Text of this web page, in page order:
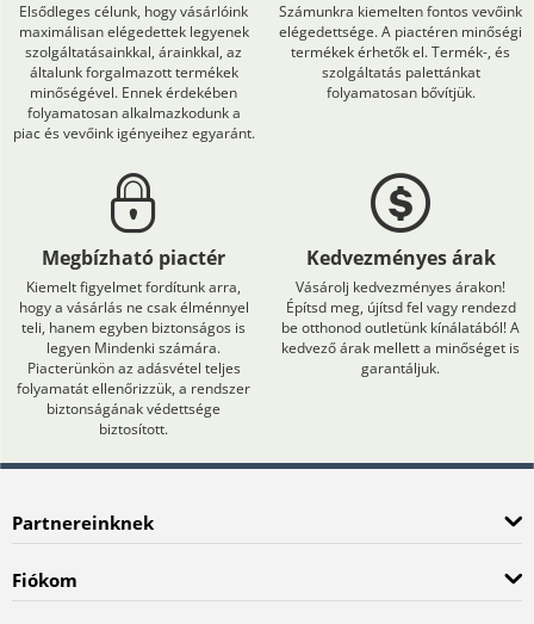
Elsődleges célunk, hogy vásárlóink
maximálisan elégedettek legyenek
szolgáltatásainkkal, árainkkal, az
általunk forgalmazott termékek
minőségével. Ennek érdekében
folyamatosan alkalmazkodunk a
piac és vevőink igényeihez egyaránt.
Számunkra kiemelten fontos vevőink
elégedettsége. A piactéren minőségi
termékek érhetők el. Termék-, és
szolgáltatás palettánkat
folyamatosan bővítjük.
Megbízható piactér
Kiemelt figyelmet fordítunk arra,
hogy a vásárlás ne csak élménnyel
teli, hanem egyben biztonságos is
legyen Mindenki számára.
Piacterünkön az adásvétel teljes
folyamatát ellenőrizzük, a rendszer
biztonságának védettsége
biztosított.
Kedvezményes árak
Vásárolj kedvezményes árakon!
Építsd meg, újítsd fel vagy rendezd
be otthonod outletünk kínálatából! A
kedvező árak mellett a minőséget is
garantáljuk.
Partnereinknek
Fiókom